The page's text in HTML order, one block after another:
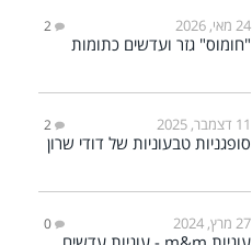
24 מאי, 2026 2
"חומוס" גזר ועדשים כתומות
11 דצמבר, 2025 2
סופגניות טבעוניות של דודי שרון
27 מרץ, 2024 0